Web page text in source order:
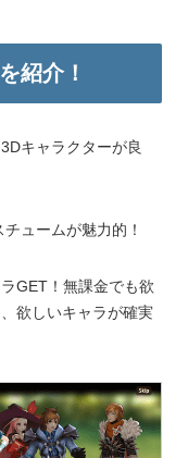
紹介！
キャラクターが良
ュームが魅力的！
GET！無課金でも欲
欲しいキャラが確実